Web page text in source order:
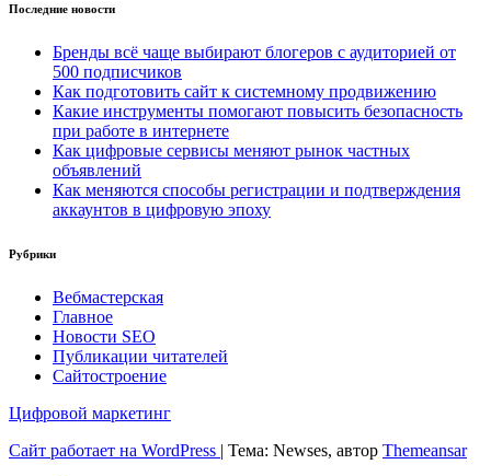
Последние новости
Бренды всё чаще выбирают блогеров с аудиторией от
500 подписчиков
Как подготовить сайт к системному продвижению
Какие инструменты помогают повысить безопасность
при работе в интернете
Как цифровые сервисы меняют рынок частных
объявлений
Как меняются способы регистрации и подтверждения
аккаунтов в цифровую эпоху
Рубрики
Вебмастерская
Главное
Новости SEO
Публикации читателей
Сайтостроение
Цифровой маркетинг
Сайт работает на WordPress | Тема: Newses, автор Themeansar